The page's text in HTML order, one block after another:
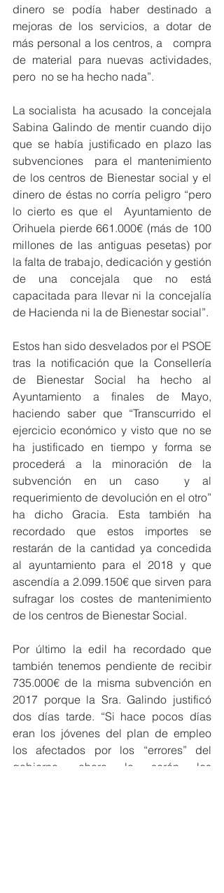
dinero se podía haber destinado a
mejoras de los servicios, a dotar de
más personal a los centros, a   compra
de material para nuevas actividades,
pero  no se ha hecho nada”.
La socialista  ha acusado  la concejala
Sabina Galindo de mentir cuando dijo
que se había justificado en plazo las
subvenciones  para el mantenimiento
de los centros de Bienestar social y el
dinero de éstas no corría peligro “pero
lo cierto es que el  Ayuntamiento de
Orihuela pierde 661.000€ (más de 100
millones de las antiguas pesetas) por
la falta de trabajo, dedicación y gestión
de una concejala que no está
capacitada para llevar ni la concejalía
de Hacienda ni la de Bienestar social”.
Estos han sido desvelados por el PSOE
tras la notificación que la Consellería
de Bienestar Social ha hecho al
Ayuntamiento a finales de Mayo,
haciendo saber que “Transcurrido el
ejercicio económico y visto que no se
ha justificado en tiempo y forma se
procederá a la minoración de la
subvención en un caso  y al
requerimiento de devolución en el otro”
ha dicho Gracia. Esta también ha
recordado que estos importes se
restarán de la cantidad ya concedida
al ayuntamiento para el 2018 y que
ascendía a 2.099.150€ que sirven para
sufragar los costes de mantenimiento
de los centros de Bienestar Social.
Por último la edil ha recordado que
también tenemos pendiente de recibir
735.000€ de la misma subvención en
2017 porque la Sra. Galindo justificó
dos días tarde. “Si hace pocos días
eran los jóvenes del plan de empleo
los afectados por los “errores” del
gobierno, ahora lo serán los